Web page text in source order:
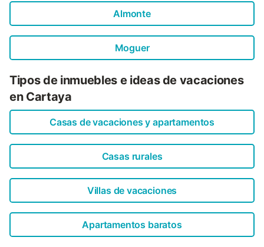
Almonte
Moguer
Tipos de inmuebles e ideas de vacaciones
en Cartaya
Casas de vacaciones y apartamentos
Casas rurales
Villas de vacaciones
Apartamentos baratos